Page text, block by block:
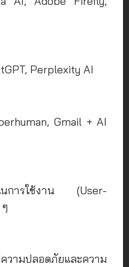
Perplexity AI
Gmail + AI
การใช้งาน (User-
วามปลอดภัยและความ